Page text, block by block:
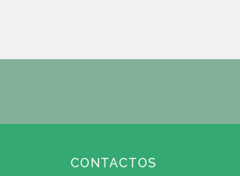
CONTACTOS